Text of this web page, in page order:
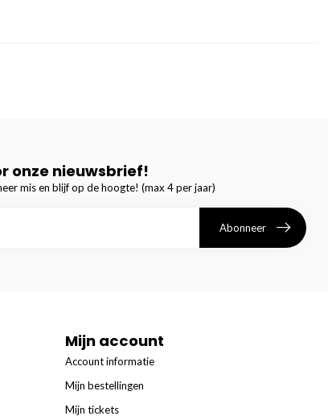
onze nieuwsbrief!
mis en blijf op de hoogte! (max 4 per jaar)
Abonneer
Mijn account
Account informatie
Mijn bestellingen
Mijn tickets